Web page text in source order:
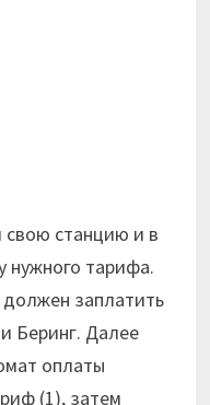
свою станцию и в
нужного тарифа.
заплатить
Беринг. Далее
оплаты
(1), затем